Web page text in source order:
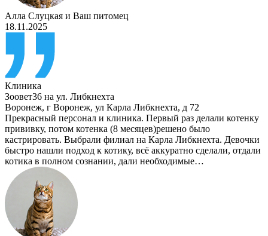
Алла Слуцкая и Ваш питомец
18.11.2025
Клиника
Зоовет36 на ул. Либкнехта
Воронеж, г Воронеж, ул Карла Либкнехта, д 72
Прекрасный персонал и клиника. Первый раз делали котенку
прививку, потом котенка (8 месяцев)решено было
кастрировать. Выбрали филиал на Карла Либкнехта. Девочки
быстро нашли подход к котику, всё аккуратно сделали, отдали
котика в полном сознании, дали необходимые…